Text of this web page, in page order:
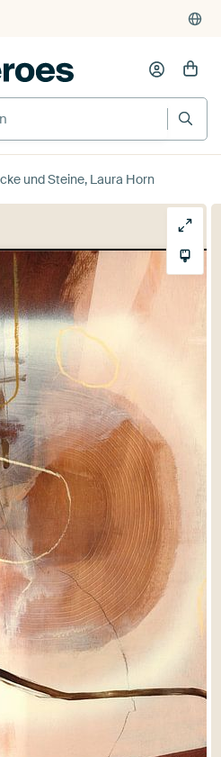
und Steine, Laura Horn